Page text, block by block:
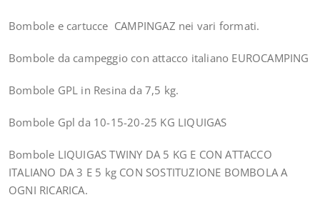
Bombole e cartucce CAMPINGAZ nei vari formati.
Bombole da campeggio con attacco italiano EUROCAMPING
Bombole GPL in Resina da 7,5 kg.
Bombole Gpl da 10-15-20-25 KG LIQUIGAS
Bombole LIQUIGAS TWINY DA 5 KG E CON ATTACCO
ITALIANO DA 3 E 5 kg CON SOSTITUZIONE BOMBOLA A
OGNI RICARICA.